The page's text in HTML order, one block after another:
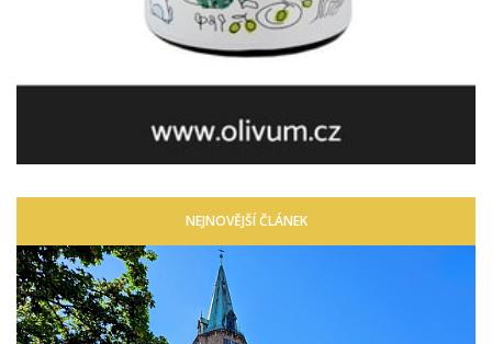
NEJNOVĚJŠÍ ČLÁNEK